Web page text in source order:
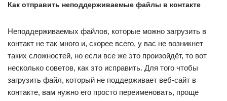
Как отправить неподдерживаемые файлы в контакте
Неподдерживаемых файлов, которые можно загрузить в
контакт не так много и, скорее всего, у вас не возникнет
таких сложностей, но если все же это произойдёт, то вот
несколько советов, как это исправить. Для того чтобы
загрузить файл, который не поддерживает веб-сайт в
контакте, вам нужно его просто переименовать, проще